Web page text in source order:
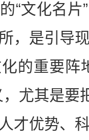
文化名片”
，是引导
的重要阵
尤其是要
才优势、